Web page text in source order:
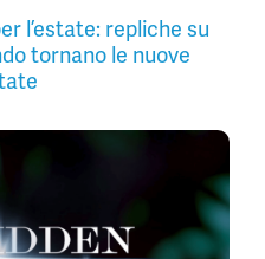
l’estate: repliche su
tornano le nuove